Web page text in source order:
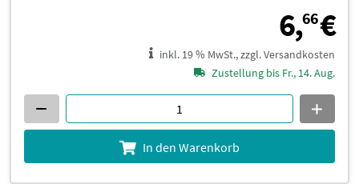
6,66€
inkl. 19 % MwSt., zzgl. Versandkosten
Zustellung bis Fr., 14. Aug.
In den Warenkorb